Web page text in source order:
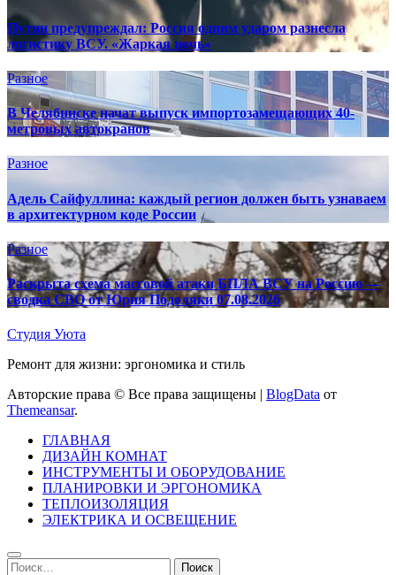
Путин предупреждал: Россия одним ударом разнесла
логистику ВСУ. «Жаркая ночь»
Разное
В Челябинске начат выпуск импортозамещающих 40-
метровых автокранов
Разное
Адель Сайфуллина: каждый регион должен быть узнаваем
в архитектурном коде России
Разное
Раскрыта схема массовой атаки БПЛА ВСУ на Россию —
сводка СВО от Юрия Подоляки 07.08.2026
Студия Уюта
Ремонт для жизни: эргономика и стиль
Авторские права © Все права защищены | BlogData от
Themeansar.
ГЛАВНАЯ
ДИЗАЙН КОМНАТ
ИНСТРУМЕНТЫ И ОБОРУДОВАНИЕ
ПЛАНИРОВКИ И ЭРГОНОМИКА
ТЕПЛОИЗОЛЯЦИЯ
ЭЛЕКТРИКА И ОСВЕЩЕНИЕ
Найти: